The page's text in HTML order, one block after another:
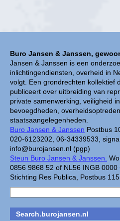
Buro Jansen & Janssen,
Jansen & Janssen is een
inlichtingendiensten, overheid in
volgt. Een grondrechten kollektief
publiceert over uitbreiding van
private samenwerking, veiligheid
bevoegdheden,
staatsaangelegenheden.
Buro Jansen & Janssen Postbus
020-6123202, 06-34339533,
info@burojansen.nl (pgp)
Steun Buro Jansen & Janssen.
0856 9868 52 of NL56 INGB
Stichting Res Publica, Postbus
Search.burojansen.nl